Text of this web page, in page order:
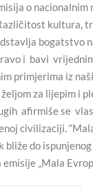
o nacionalnim
kultura,
bogatstvo
i bavi
primjerima iz
za lijepim i
afirmiše se
civilizaciji.
bliže do
„Mala